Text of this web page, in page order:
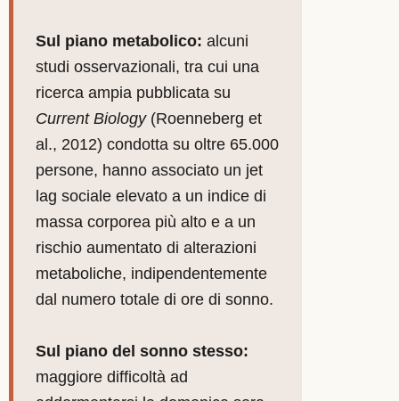
Sul piano metabolico: alcuni
studi osservazionali, tra cui una
ricerca ampia pubblicata su
Current Biology(Roenneberg et
al., 2012) condotta su oltre 65.000
persone, hanno associato un jet
lag sociale elevato a un indice di
massa corporea più alto e a un
rischio aumentato di alterazioni
metaboliche, indipendentemente
dal numero totale di ore di sonno.
Sul piano del sonno stesso:
maggiore difficoltà ad